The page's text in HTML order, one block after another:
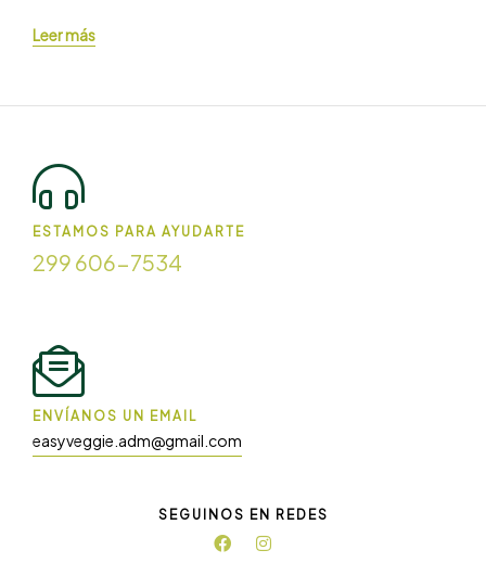
Leer más
ESTAMOS PARA AYUDARTE
299 606-7534
ENVÍANOS UN EMAIL
easyveggie.adm@gmail.com
SEGUINOS EN REDES